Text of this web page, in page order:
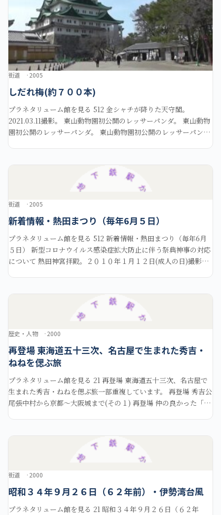
街道 2005
しだれ梅(約７００本)
プラネタリューム館を見る 512 金シャチが降りた天守閣。
2021.03.11撮影。 東山動物園初公開のレッサーパンダ。 東山動物
園初公開のレッサーパンダ。 東山動物園初公開のレッサーパン
街道 2005
新着情報・熱田まつり（毎年6月５日）
プラネタリューム館を見る 512 新着情報・熱田まつり（毎年6月
５日） 新型コロナウイルス感染症拡大防止に伴う祭典神事の対応
について 熱田神宮拝殿。２０１０年１月１２日(成人の日)撮影。
歴史・人物 2000
再登場 東海道五十三次、名古屋で生まれた秀吉・
ねねを偲ぶ旅
プラネタリューム館を見る 21 再登場 東海道五十三次、名古屋で
生まれた秀吉・ねねを偲ぶ旅一部重複しています。 再登場 秀吉公
尾張中村から京都～大阪城まで(その１) 再登場 仲の良かった「ま
街道 2000
昭和３４年９月２６日（６２年前）・伊勢湾台風
プラネタリューム館を見る 21 昭和３４年９月２６日（６２年